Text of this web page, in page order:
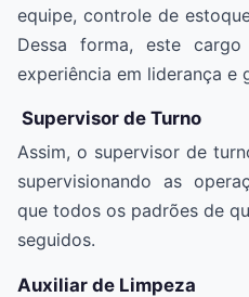
equipe, controle de
Dessa forma, este
experiência em liderança e
Supervisor de Turno
Assim, o supervisor de
supervisionando as
que todos os padrões de
seguidos.
Auxiliar de Limpeza